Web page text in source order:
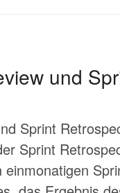
und
Sprint
Sprint